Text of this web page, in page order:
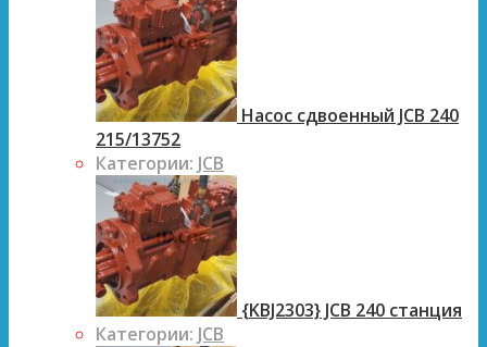
Насос сдвоенный JCB 240
215/13752
Категории: JCB
{KBJ2303} JCB 240 станция
Категории: JCB